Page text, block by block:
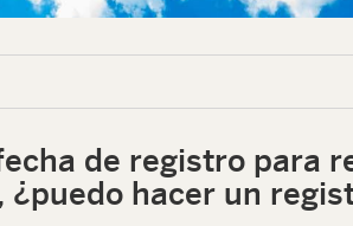
de registro para
¿puedo hacer un